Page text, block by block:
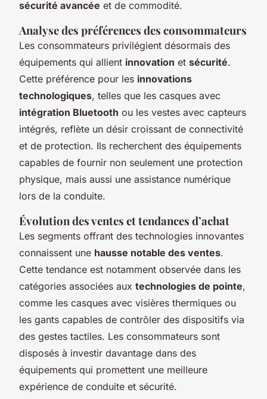
sécurité avancée et de commodité.
Analyse des préférences des consommateurs
Les consommateurs privilégient désormais des
équipements qui allient innovation et sécurité.
Cette préférence pour les innovations
technologiques, telles que les casques avec
intégration Bluetooth ou les vestes avec capteurs
intégrés, reflète un désir croissant de connectivité
et de protection. Ils recherchent des équipements
capables de fournir non seulement une protection
physique, mais aussi une assistance numérique
lors de la conduite.
Évolution des ventes et tendances d’achat
Les segments offrant des technologies innovantes
connaissent une hausse notable des ventes.
Cette tendance est notamment observée dans les
catégories associées aux technologies de pointe,
comme les casques avec visières thermiques ou
les gants capables de contrôler des dispositifs via
des gestes tactiles. Les consommateurs sont
disposés à investir davantage dans des
équipements qui promettent une meilleure
expérience de conduite et sécurité.